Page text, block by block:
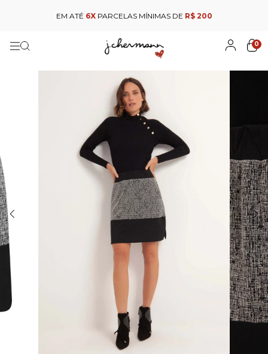
EM ATÉ 6XPARCELAS MÍNIMAS DE R$ 200
0